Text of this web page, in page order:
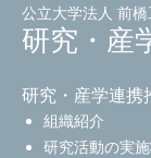
公立大学法人 前
研究・産
研究・産学連携
組織紹介
研究活動の実